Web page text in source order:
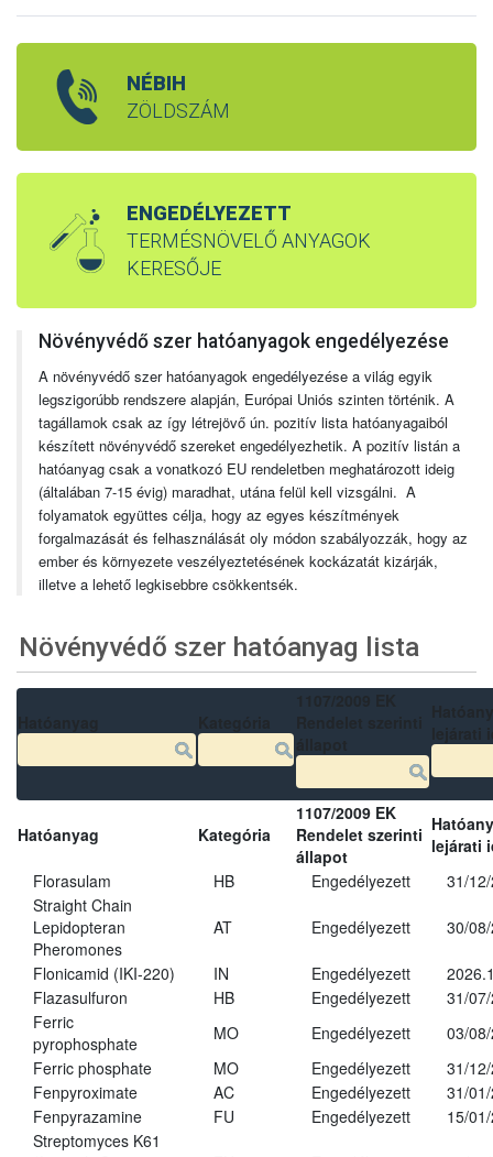
NÉBIH
ZÖLDSZÁM
ENGEDÉLYEZETT
TERMÉSNÖVELŐ ANYAGOK
KERESŐJE
Növényvédő szer hatóanyagok engedélyezése
A növényvédő szer hatóanyagok engedélyezése a világ egyik
legszigorúbb rendszere alapján, Európai Uniós szinten történik. A
tagállamok csak az így létrejövő ún. pozitív lista hatóanyagaiból
készített növényvédő szereket engedélyezhetik. A pozitív listán a
hatóanyag csak a vonatkozó EU rendeletben meghatározott ideig
(általában 7-15 évig) maradhat, utána felül kell vizsgálni. A
folyamatok együttes célja, hogy az egyes készítmények
forgalmazását és felhasználását oly módon szabályozzák, hogy az
ember és környezete veszélyeztetésének kockázatát kizárják,
illetve a lehető legkisebbre csökkentsék.
Növényvédő szer hatóanyag lista
Hatóanyag Kategória
1107/2009 EK
Rendelet szerinti
állapot
lejárati
Florasulam
HB Engedélyezett
31/
Straight Chain
Lepidopteran
Pheromones
AT Engedélyezett 30/
Flonicamid (IKI-220) IN Engedélyezett
Flazasulfuron
HB Engedélyezett
31/
Ferric
pyrophosphate
MO Engedélyezett
03/
Ferric phosphate
MO Engedélyezett
31/
Fenpyroximate
AC Engedélyezett
31/
Fenpyrazamine
FU Engedélyezett
15/
Streptomyces K61